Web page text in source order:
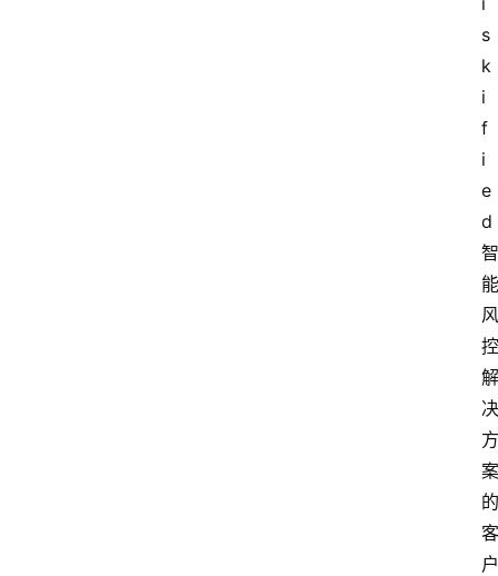
s
k
i
f
i
e
d
智
能
风
控
解
决
方
案
的
客
户